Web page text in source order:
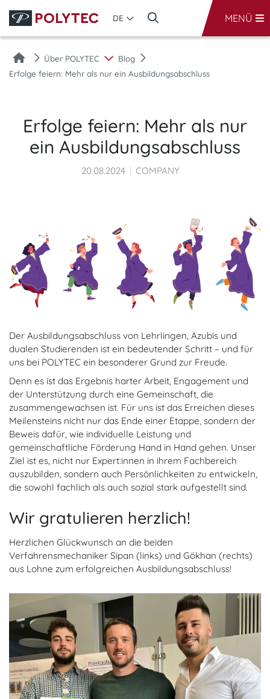
DE MENÜ
Über POLYTEC
Blog
Erfolge feiern: Mehr als nur ein Ausbildungsabschluss
Erfolge feiern: Mehr als nur
ein Ausbildungsabschluss
20.08.2024 COMPANY
Der Ausbildungsabschluss von Lehrlingen, Azubis und
dualen Studierenden ist ein bedeutender Schritt – und für
uns bei POLYTEC ein besonderer Grund zur Freude.
Denn es ist das Ergebnis harter Arbeit, Engagement und
der Unterstützung durch eine Gemeinschaft, die
zusammengewachsen ist. Für uns ist das Erreichen dieses
Meilensteins nicht nur das Ende einer Etappe, sondern der
Beweis dafür, wie individuelle Leistung und
gemeinschaftliche Förderung Hand in Hand gehen. Unser
Ziel ist es, nicht nur Expert:innen in ihrem Fachbereich
auszubilden, sondern auch Persönlichkeiten zu entwickeln,
die sowohl fachlich als auch sozial stark aufgestellt sind.
Wir gratulieren herzlich!
Herzlichen Glückwunsch an die beiden
Verfahrensmechaniker Sipan (links) und Gökhan (rechts)
aus Lohne zum erfolgreichen Ausbildungsabschluss!